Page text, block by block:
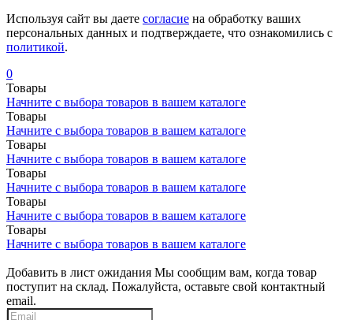
Используя сайт вы даете согласие на обработку ваших
персональных данных и подтверждаете, что ознакомились с
политикой.
0
Товары
Начните с выбора товаров в вашем каталоге
Товары
Начните с выбора товаров в вашем каталоге
Товары
Начните с выбора товаров в вашем каталоге
Товары
Начните с выбора товаров в вашем каталоге
Товары
Начните с выбора товаров в вашем каталоге
Товары
Начните с выбора товаров в вашем каталоге
Добавить в лист ожидания Мы сообщим вам, когда товар
поступит на склад. Пожалуйста, оставьте свой контактный
email.